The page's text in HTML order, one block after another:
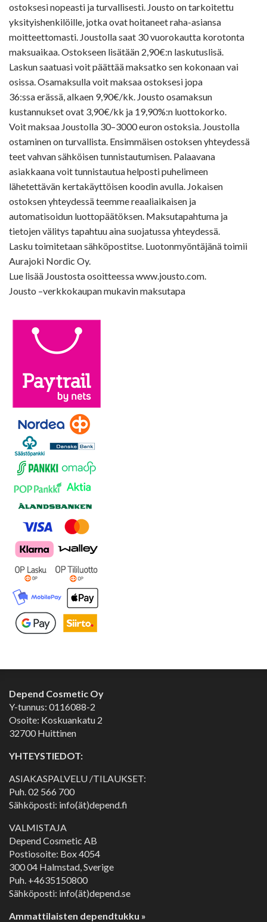
ostoksesi nopeasti ja turvallisesti. Jousto on tarkoitettu
yksityishenkilöille, jotka ovat hoitaneet raha-asiansa
moitteettomasti. Joustolla saat 30 vuorokautta korotonta
maksuaikaa. Ostokseen lisätään 2,90€:n laskutuslisä.
Laskun saatuasi voit päättää maksatko sen kokonaan vai
osissa. Osamaksulla voit maksaa ostoksesi jopa
36:ssa erässä, alkaen 9,90€/kk. Jousto osamaksun
kustannukset ovat 3,90€/kk ja 19,90%:n luottokorko.
Voit maksaa Joustolla 30–3000 euron ostoksia. Joustolla
ostaminen on turvallista. Ensimmäisen ostoksen yhteydessä
teet vahvan sähköisen tunnistautumisen. Palaavana
asiakkaana voit tunnistautua helposti puhelimeen
lähetettävän kertakäyttöisen koodin avulla. Jokaisen
ostoksen yhteydessä teemme reaaliaikaisen ja
automatisoidun luottopäätöksen. Maksutapahtuma ja
tietojen välitys tapahtuu aina suojatussa yhteydessä.
Lasku toimitetaan sähköpostitse. Luotonmyöntäjänä toimii
Aurajoki Nordic Oy.
Lue lisää Joustosta osoitteessa www.jousto.com.
Jousto –verkkokaupan mukavin maksutapa
Depend Cosmetic Oy
Y-tunnus: 0116088-2
Osoite: Koskuankatu 2
32700 Huittinen
YHTEYSTIEDOT:
ASIAKASPALVELU /TILAUKSET:
Puh.02 566 700
Sähköposti: info(ät)depend.fi
VALMISTAJA
Depend Cosmetic AB
Postiosoite: Box 4054
300 04 Halmstad, Sverige
Puh. +4635150800
Sähköposti: info(ät)depend.se
Ammattilaisten dependtukku »